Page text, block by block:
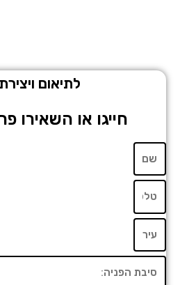
לתיאום
חייגו או השאירו